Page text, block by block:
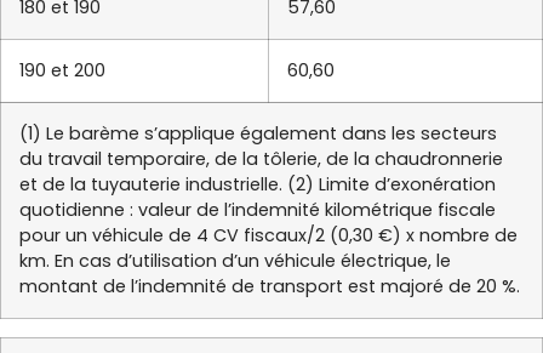
180 et 190 57,60
190 et 200 60,60
(1) Le barème s’applique également dans les secteurs
du travail temporaire, de la tôlerie, de la chaudronnerie
et de la tuyauterie industrielle. (2) Limite d’exonération
quotidienne : valeur de l’indemnité kilométrique fiscale
pour un véhicule de 4 CV fiscaux/2 (0,30 €) x nombre de
km. En cas d’utilisation d’un véhicule électrique, le
montant de l’indemnité de transport est majoré de 20 %.